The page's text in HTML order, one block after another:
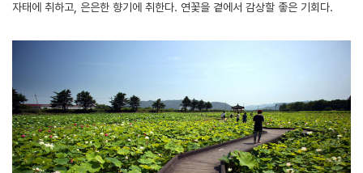
자태에 취하고, 은은한 향기에 취한다. 연꽃을 곁에서 감상할 좋은 기회다.